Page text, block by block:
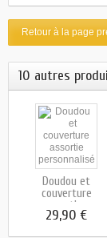
Retour à la page
10 autres
Doudou et
couverture
assortie...
29,90 €